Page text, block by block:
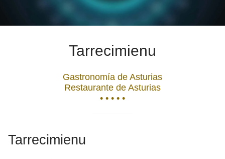
Tarrecimienu
Gastronomía de Asturias
Restaurante de Asturias
• • • • •
Tarrecimienu